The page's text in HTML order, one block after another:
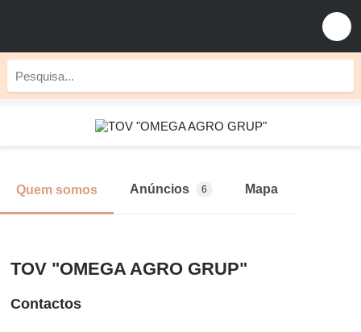
Quem somos Anúncios 6 Mapa
TOV "OMEGA AGRO GRUP"
Contactos